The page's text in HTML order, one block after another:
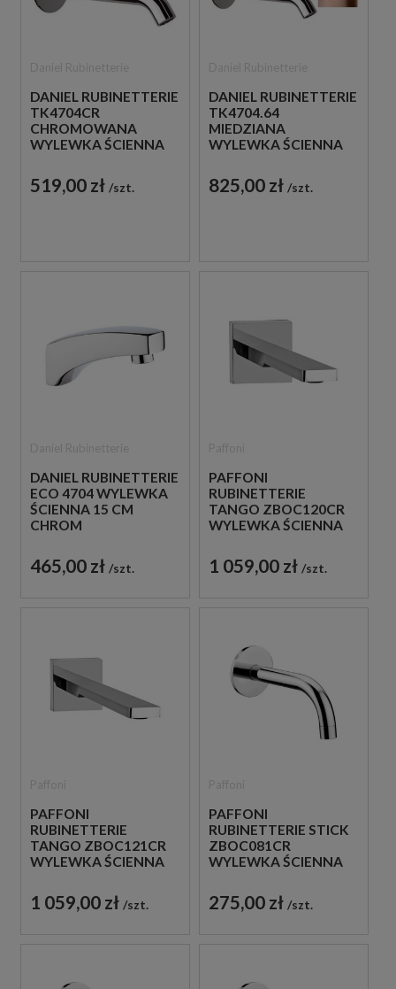
DANIEL RUBINETTERIE
TK4704CR
CHROMOWANA
WYLEWKA ŚCIENNA
519,00 zł szt.
DANIEL RUBINETTERIE
TK4704.64
MIEDZIANA
WYLEWKA ŚCIENNA
825,00 zł szt.
DANIEL RUBINETTERIE
ECO 4704 WYLEWKA
ŚCIENNA 15 CM
CHROM
465,00 zł szt.
PAFFONI
RUBINETTERIE
TANGO ZBOC120CR
WYLEWKA ŚCIENNA
1 059,00 zł szt.
PAFFONI
RUBINETTERIE
TANGO ZBOC121CR
WYLEWKA ŚCIENNA
1 059,00 zł szt.
PAFFONI
RUBINETTERIE STICK
ZBOC081CR
WYLEWKA ŚCIENNA
275,00 zł szt.